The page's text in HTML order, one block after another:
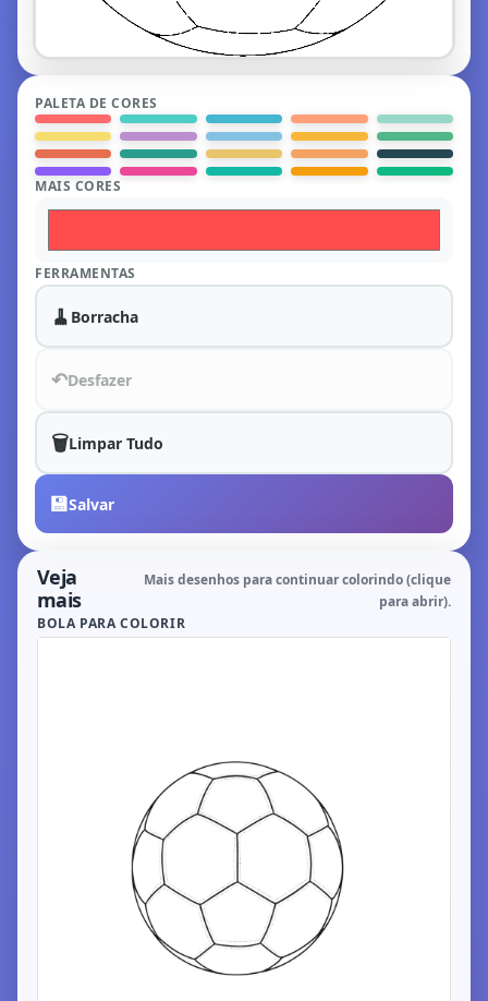
PALETA DE CORES
MAIS CORES
FERRAMENTAS
🧹 Borracha
↶Desfazer
🗑️Limpar Tudo
💾Salvar
Veja
mais
Mais desenhos para continuar colorindo (clique
para abrir).
BOLA PARA COLORIR